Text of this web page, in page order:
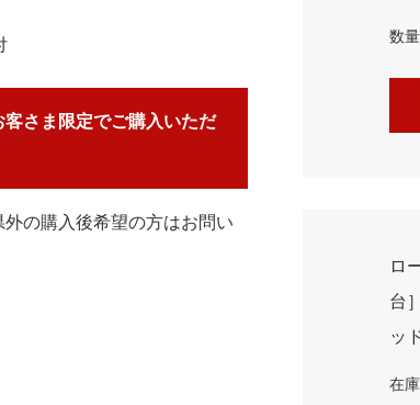
さま限定でご購入いただ
の購入後希望の方はお問い
数量
ロ
ッ
在